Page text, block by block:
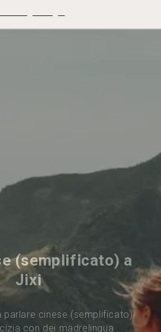
(semplificato) a
Jixi
parlare cinese (semplificato)
con dei madrelingua